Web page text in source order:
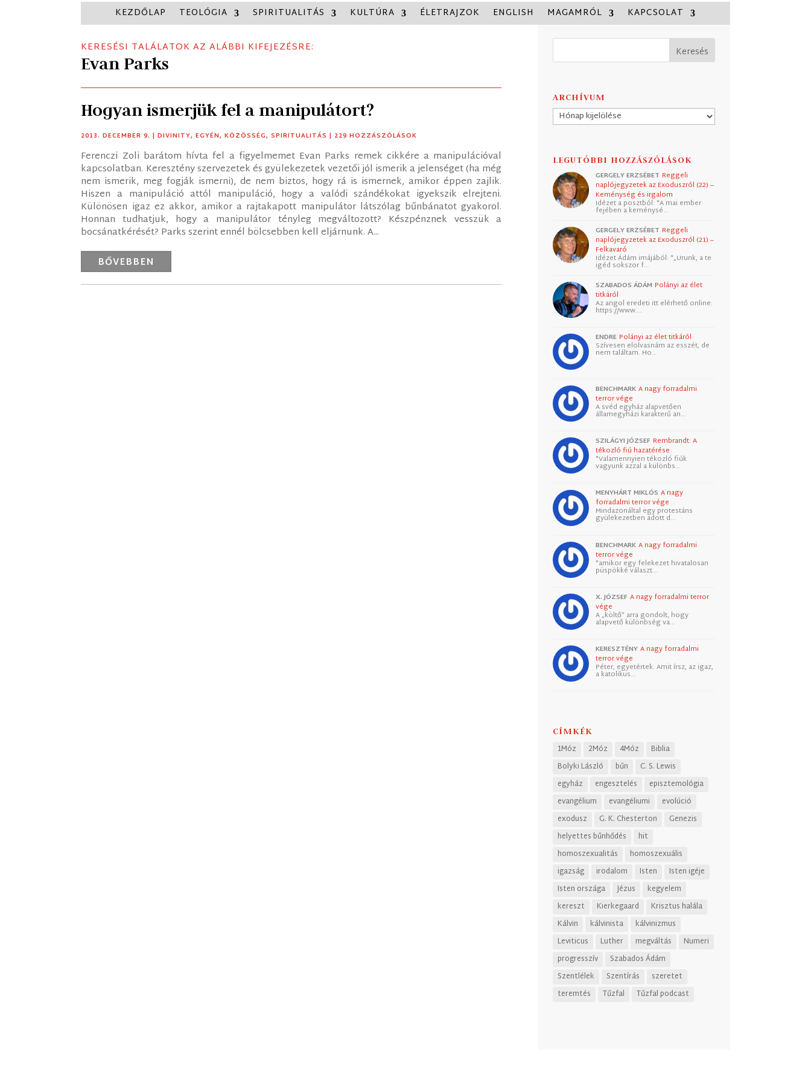
KEZDŐLAP TEOLÓGIA SPIRITUALITÁS KULTÚRA ÉLETRAJZOK ENGLISH MAGAMRÓL KAPCSOLAT
KERESÉSI TALÁLATOK AZ ALÁBBI KIFEJEZÉSRE:
Evan Parks
Hogyan ismerjük fel a manipulátort?
2013. DECEMBER 9. |DIVINITY,EGYÉN,KÖZÖSSÉG,SPIRITUALITÁS | 229 HOZZÁSZÓLÁSOK
Ferenczi Zoli barátom hívta fel a figyelmemet Evan Parks remek cikkére a manipulációval
kapcsolatban. Keresztény szervezetek és gyülekezetek vezetői jól ismerik a jelenséget (ha még
nem ismerik, meg fogják ismerni), de nem biztos, hogy rá is ismernek, amikor éppen zajlik.
Hiszen a manipuláció attól manipuláció, hogy a valódi szándékokat igyekszik elrejteni.
Különösen igaz ez akkor, amikor a rajtakapott manipulátor látszólag bűnbánatot gyakorol.
Honnan tudhatjuk, hogy a manipulátor tényleg megváltozott? Készpénznek vesszük a
bocsánatkérését? Parks szerint ennél bölcsebben kell eljárnunk. A...
BŐVEBBEN
ARCHÍVUM
Archívum
LEGUTÓBBI HOZZÁSZÓLÁSOK
GERGELY ERZSÉBET Reggeli
naplójegyzetek az Exoduszról (22) –
Keménység és irgalom
Idézet a posztból: "A mai ember
fejében a keménysé…
GERGELY ERZSÉBET Reggeli
naplójegyzetek az Exoduszról (21) –
Felkavaró
Idézet Ádám imájából: "„Urunk, a te
igéd sokszor f…
SZABADOS ÁDÁM Polányi az élet
titkáról
Az angol eredeti itt elérhető online:
https://www.…
ENDRE Polányi az élet titkáról
Szívesen elolvasnám az esszét, de
nem találtam. Ho…
BENCHMARK A nagy forradalmi
terror vége
A svéd egyház alapvetően
államegyházi karakterű an…
SZILÁGYI JÓZSEF Rembrandt: A
tékozló fiú hazatérése
"Valamennyien tékozló fiúk
vagyunk azzal a különbs…
MENYHÁRT MIKLÓS A nagy
forradalmi terror vége
Mindazonáltal egy protestáns
gyülekezetben adott d…
BENCHMARK A nagy forradalmi
terror vége
"amikor egy felekezet hivatalosan
püspökké választ…
X. JÓZSEF A nagy forradalmi terror
vége
A „költő” arra gondolt, hogy
alapvető különbség va…
KERESZTÉNY A nagy forradalmi
terror vége
Péter, egyetértek. Amit írsz, az igaz,
a katolikus…
CÍMKÉK
1Móz 2Móz 4Móz
Biblia
Bolyki László
bűn
C. S. Lewis
egyház
engesztelés
episztemológia
evangélium
evangéliumi
evolúció
exodusz
G. K. Chesterton
Genezis
helyettes bűnhődés
hit
homoszexualitás
homoszexuális
igazság
irodalom Isten
Isten igéje
Isten országa
Jézus
kegyelem
kereszt
Kierkegaard
Krisztus halála
Kálvin
kálvinista
kálvinizmus
Leviticus
Luther megváltás
Numeri
progresszív
Szabados Ádám
Szentlélek
Szentírás
szeretet
teremtés
Tűzfal Tűzfal podcast